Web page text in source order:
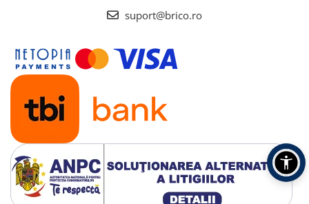
Organizatoare sertar si dulap
Rafturi depozitare
Umerase si huse haine
Gradina & balcon
Unelte motorizate
suport@brico.ro